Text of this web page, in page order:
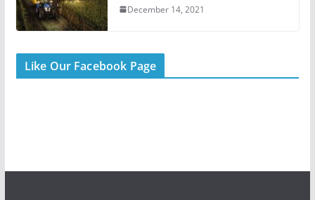
December 14, 2021
Like Our Facebook Page